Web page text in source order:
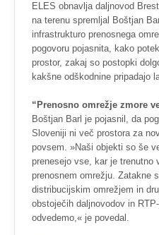
ELES obnavlja daljnovod
na terenu spremljal Boštjan
infrastrukturo prenosnega
pogovoru pojasnita, kako
prostor, zakaj so postopki
kakšne odškodnine pripadajo
“Prenosno omrežje zmore
Boštjan Barl je pojasnil, da
Sloveniji ni več prostora za
povsem. »Naši objekti so še
prenesejo vse, kar je trenutno
prenosnem omrežju. Zatakne
distribucijskim omrežjem in
obstoječih daljnovodov in
odvedemo,« je povedal.